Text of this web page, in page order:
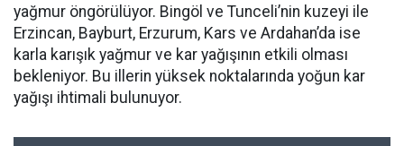
yağmur öngörülüyor. Bingöl ve Tunceli’nin kuzeyi ile
Erzincan, Bayburt, Erzurum, Kars ve Ardahan’da ise
karla karışık yağmur ve kar yağışının etkili olması
bekleniyor. Bu illerin yüksek noktalarında yoğun kar
yağışı ihtimali bulunuyor.